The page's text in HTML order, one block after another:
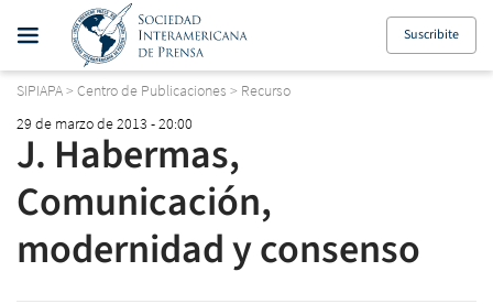
Suscribite
SIPIAPA> Centro de Publicaciones > Recurso
29 de marzo de 2013 - 20:00
J. Habermas,
Comunicación,
modernidad y consenso